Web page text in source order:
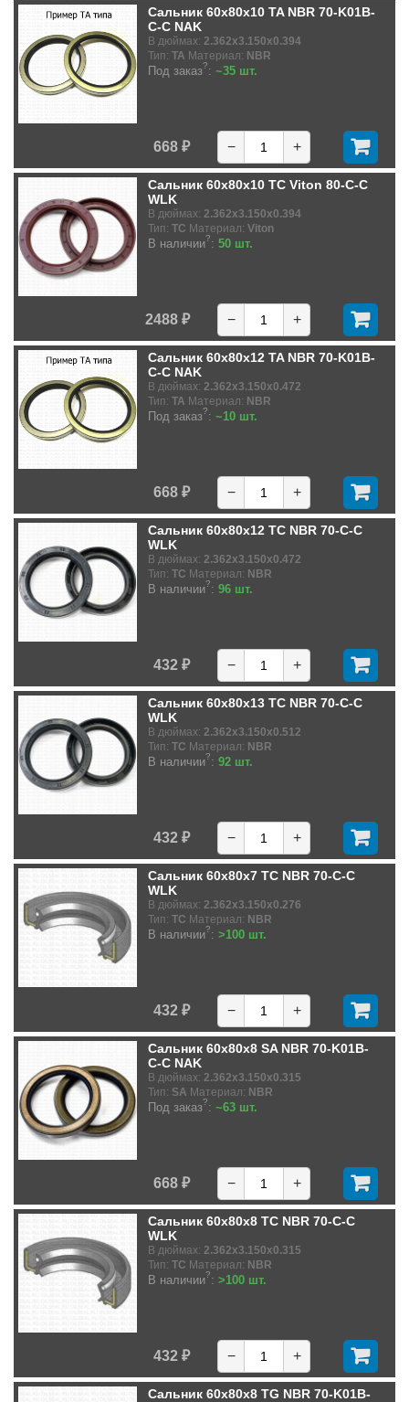
Сальник 60x80x10 TA NBR 70-K01B-
C-C NAK
В дюймах: 2.362x3.150x0.394
Тип: TA Материал: NBR
Под заказ?: ~35 шт.
668 ₽ − +
Сальник 60x80x10 TC Viton 80-C-C
WLK
В дюймах: 2.362x3.150x0.394
Тип: TC Материал: Viton
В наличии?: 50 шт.
2488 ₽ − +
Сальник 60x80x12 TA NBR 70-K01B-
C-C NAK
В дюймах: 2.362x3.150x0.472
Тип: TA Материал: NBR
Под заказ?: ~10 шт.
668 ₽ − +
Сальник 60x80x12 TC NBR 70-C-C
WLK
В дюймах: 2.362x3.150x0.472
Тип: TC Материал: NBR
В наличии?: 96 шт.
432 ₽ − +
Сальник 60x80x13 TC NBR 70-C-C
WLK
В дюймах: 2.362x3.150x0.512
Тип: TC Материал: NBR
В наличии?: 92 шт.
432 ₽ − +
Сальник 60x80x7 TC NBR 70-C-C
WLK
В дюймах: 2.362x3.150x0.276
Тип: TC Материал: NBR
В наличии?: >100 шт.
432 ₽ − +
Сальник 60x80x8 SA NBR 70-K01B-
C-C NAK
В дюймах: 2.362x3.150x0.315
Тип: SA Материал: NBR
Под заказ?: ~63 шт.
668 ₽ − +
Сальник 60x80x8 TC NBR 70-C-C
WLK
В дюймах: 2.362x3.150x0.315
Тип: TC Материал: NBR
В наличии?: >100 шт.
432 ₽ − +
Сальник 60x80x8 TG NBR 70-K01B-